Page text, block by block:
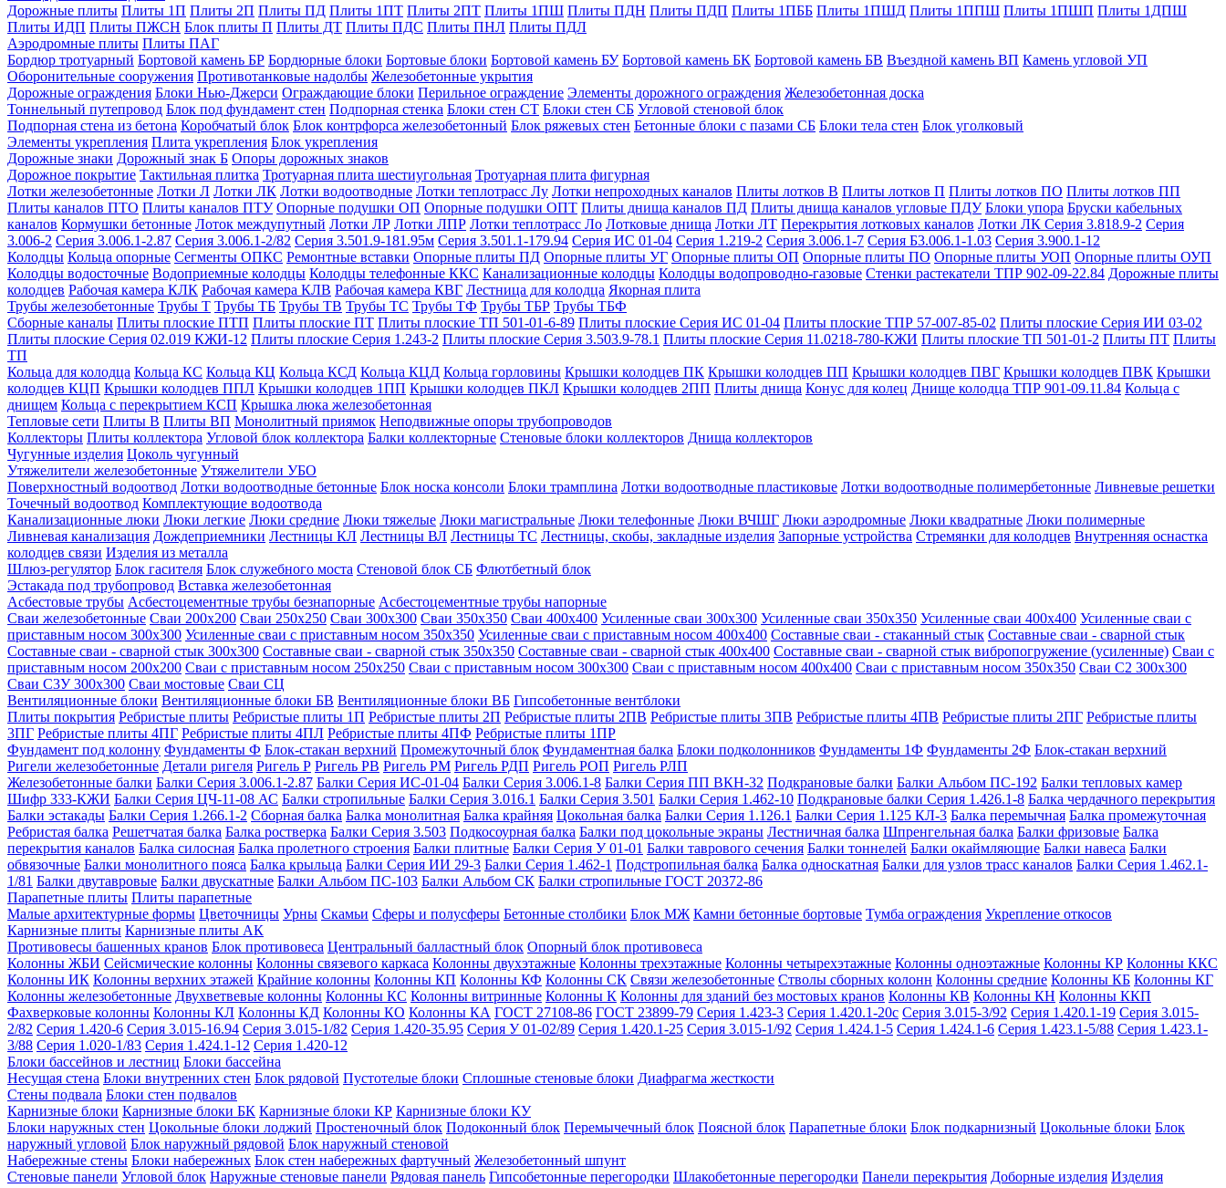
Дорожные плиты Плиты 1П Плиты 2П Плиты ПД Плиты 1ПТ Плиты 2ПТ Плиты 1ПШ Плиты ПДН Плиты ПДП Плиты 1ПББ Плиты 1ПШД Плиты 1ППШ Плиты 1ПШП Плиты 1ДПШ
Плиты ИДП Плиты ПЖСН Блок плиты П Плиты ДТ Плиты ПДС Плиты ПНЛ Плиты ПДЛ
Аэродромные плиты Плиты ПАГ
Бордюр тротуарный Бортовой камень БР Бордюрные блоки Бортовые блоки Бортовой камень БУ Бортовой камень БК Бортовой камень БВ Въездной камень ВП Камень угловой УП
Оборонительные сооружения Противотанковые надолбы Железобетонные укрытия
Дорожные ограждения Блоки Нью-Джерси Ограждающие блоки Перильное ограждение Элементы дорожного ограждения Железобетонная доска
Тоннельный путепровод Блок под фундамент стен Подпорная стенка Блоки стен СТ Блоки стен СБ Угловой стеновой блок
Подпорная стена из бетона Коробчатый блок Блок контрфорса железобетонный Блок ряжевых стен Бетонные блоки с пазами СБ Блоки тела стен Блок уголковый
Элементы укрепления Плита укрепления Блок укрепления
Дорожные знаки Дорожный знак Б Опоры дорожных знаков
Дорожное покрытие Тактильная плитка Тротуарная плита шестиугольная Тротуарная плита фигурная
Лотки железобетонные Лотки Л Лотки ЛК Лотки водоотводные Лотки теплотрасс Лу Лотки непроходных каналов Плиты лотков В Плиты лотков П Плиты лотков ПО Плиты лотков ПП
Плиты каналов ПТО Плиты каналов ПТУ Опорные подушки ОП Опорные подушки ОПТ Плиты днища каналов ПД Плиты днища каналов угловые ПДУ Блоки упора Бруски кабельных
каналов Кормушки бетонные Лоток междупутный Лотки ЛР Лотки ЛПР Лотки теплотрасс Ло Лотковые днища Лотки ЛТ Перекрытия лотковых каналов Лотки ЛК Серия 3.818.9-2 Серия
3.006-2 Серия 3.006.1-2.87 Серия 3.006.1-2/82 Серия 3.501.9-181.95м Серия 3.501.1-179.94 Серия ИС 01-04 Серия 1.219-2 Серия 3.006.1-7 Серия Б3.006.1-1.03 Серия 3.900.1-12
Колодцы Кольца опорные Сегменты ОПКС Ремонтные вставки Опорные плиты ПД Опорные плиты УГ Опорные плиты ОП Опорные плиты ПО Опорные плиты УОП Опорные плиты ОУП
Колодцы водосточные Водоприемные колодцы Колодцы телефонные ККС Канализационные колодцы Колодцы водопроводно-газовые Стенки растекатели ТПР 902-09-22.84 Дорожные плиты
колодцев Рабочая камера КЛК Рабочая камера КЛВ Рабочая камера КВГ Лестница для колодца Якорная плита
Трубы железобетонные Трубы Т Трубы ТБ Трубы ТВ Трубы ТС Трубы ТФ Трубы ТБР Трубы ТБФ
Сборные каналы Плиты плоские ПТП Плиты плоские ПТ Плиты плоские ТП 501-01-6-89 Плиты плоские Серия ИС 01-04 Плиты плоские ТПР 57-007-85-02 Плиты плоские Серия ИИ 03-02
Плиты плоские Серия 02.019 КЖИ-12 Плиты плоские Серия 1.243-2 Плиты плоские Серия 3.503.9-78.1 Плиты плоские Серия 11.0218-780-КЖИ Плиты плоские ТП 501-01-2 Плиты ПТ Плиты
ТП
Кольца для колодца Кольца КС Кольца КЦ Кольца КСД Кольца КЦД Кольца горловины Крышки колодцев ПК Крышки колодцев ПП Крышки колодцев ПВГ Крышки колодцев ПВК Крышки
колодцев КЦП Крышки колодцев ППЛ Крышки колодцев 1ПП Крышки колодцев ПКЛ Крышки колодцев 2ПП Плиты днища Конус для колец Днище колодца ТПР 901-09.11.84 Кольца с
днищем Кольца с перекрытием КСП Крышка люка железобетонная
Тепловые сети Плиты В Плиты ВП Монолитный приямок Неподвижные опоры трубопроводов
Коллекторы Плиты коллектора Угловой блок коллектора Балки коллекторные Стеновые блоки коллекторов Днища коллекторов
Чугунные изделия Цоколь чугунный
Утяжелители железобетонные Утяжелители УБО
Поверхностный водоотвод Лотки водоотводные бетонные Блок носка консоли Блоки трамплина Лотки водоотводные пластиковые Лотки водоотводные полимербетонные Ливневые решетки
Точечный водоотвод Комплектующие водоотвода
Канализационные люки Люки легкие Люки средние Люки тяжелые Люки магистральные Люки телефонные Люки ВЧШГ Люки аэродромные Люки квадратные Люки полимерные
Ливневая канализация Дождеприемники Лестницы КЛ Лестницы ВЛ Лестницы ТС Лестницы, скобы, закладные изделия Запорные устройства Стремянки для колодцев Внутренняя оснастка
колодцев связи Изделия из металла
Шлюз-регулятор Блок гасителя Блок служебного моста Стеновой блок СБ Флютбетный блок
Эстакада под трубопровод Вставка железобетонная
Асбестовые трубы Асбестоцементные трубы безнапорные Асбестоцементные трубы напорные
Сваи железобетонные Сваи 200х200 Сваи 250х250 Сваи 300х300 Сваи 350х350 Сваи 400х400 Усиленные сваи 300х300 Усиленные сваи 350х350 Усиленные сваи 400х400 Усиленные сваи с
приставным носом 300х300 Усиленные сваи с приставным носом 350х350 Усиленные сваи с приставным носом 400х400 Составные сваи - стаканный стык Составные сваи - сварной стык
Составные сваи - сварной стык 300х300 Составные сваи - сварной стык 350х350 Составные сваи - сварной стык 400х400 Составные сваи - сварной стык вибропогружение (усиленные) Сваи с
приставным носом 200х200 Сваи с приставным носом 250х250 Сваи с приставным носом 300х300 Сваи с приставным носом 400х400 Сваи с приставным носом 350х350 Сваи С2 300х300
Сваи С3У 300х300 Сваи мостовые Сваи СЦ
Вентиляционные блоки Вентиляционные блоки БВ Вентиляционные блоки ВБ Гипсобетонные вентблоки
Плиты покрытия Ребристые плиты Ребристые плиты 1П Ребристые плиты 2П Ребристые плиты 2ПВ Ребристые плиты 3ПВ Ребристые плиты 4ПВ Ребристые плиты 2ПГ Ребристые плиты
3ПГ Ребристые плиты 4ПГ Ребристые плиты 4ПЛ Ребристые плиты 4ПФ Ребристые плиты 1ПР
Фундамент под колонну Фундаменты Ф Блок-стакан верхний Промежуточный блок Фундаментная балка Блоки подколонников Фундаменты 1Ф Фундаменты 2Ф Блок-стакан верхний
Ригели железобетонные Детали ригеля Ригель Р Ригель РВ Ригель РМ Ригель РДП Ригель РОП Ригель РЛП
Железобетонные балки Балки Серия 3.006.1-2.87 Балки Серия ИС-01-04 Балки Серия 3.006.1-8 Балки Серия ПП ВКН-32 Подкрановые балки Балки Альбом ПС-192 Балки тепловых камер
Шифр 333-КЖИ Балки Серия ЦЧ-11-08 АС Балки стропильные Балки Серия 3.016.1 Балки Серия 3.501 Балки Серия 1.462-10 Подкрановые балки Серия 1.426.1-8 Балка чердачного перекрытия
Балки эстакады Балки Серия 1.266.1-2 Сборная балка Балка монолитная Балка крайняя Цокольная балка Балки Серия 1.126.1 Балки Серия 1.125 КЛ-3 Балка перемычная Балка промежуточная
Ребристая балка Решетчатая балка Балка ростверка Балки Серия 3.503 Подкосоурная балка Балки под цокольные экраны Лестничная балка Шпренгельная балка Балки фризовые Балка
перекрытия каналов Балка силосная Балка пролетного строения Балки плитные Балки Серия У 01-01 Балки таврового сечения Балки тоннелей Балки окаймляющие Балки навеса Балки
обвязочные Балки монолитного пояса Балка крыльца Балки Серия ИИ 29-3 Балки Серия 1.462-1 Подстропильная балка Балка односкатная Балки для узлов трасс каналов Балки Серия 1.462.1-
1/81 Балки двутавровые Балки двускатные Балки Альбом ПС-103 Балки Альбом СК Балки стропильные ГОСТ 20372-86
Парапетные плиты Плиты парапетные
Малые архитектурные формы Цветочницы Урны Скамьи Сферы и полусферы Бетонные столбики Блок МЖ Камни бетонные бортовые Тумба ограждения Укрепление откосов
Карнизные плиты Карнизные плиты АК
Противовесы башенных кранов Блок противовеса Центральный балластный блок Опорный блок противовеса
Колонны ЖБИ Сейсмические колонны Колонны связевого каркаса Колонны двухэтажные Колонны трехэтажные Колонны четырехэтажные Колонны одноэтажные Колонны КР Колонны ККС
Колонны ИК Колонны верхних этажей Крайние колонны Колонны КП Колонны КФ Колонны СК Связи железобетонные Стволы сборных колонн Колонны средние Колонны КБ Колонны КГ
Колонны железобетонные Двухветвевые колонны Колонны КС Колонны витринные Колонны К Колонны для зданий без мостовых кранов Колонны КВ Колонны КН Колонны ККП
Фахверковые колонны Колонны КЛ Колонны КД Колонны КО Колонны КА ГОСТ 27108-86 ГОСТ 23899-79 Серия 1.423-3 Серия 1.420.1-20с Серия 3.015-3/92 Серия 1.420.1-19 Серия 3.015-
2/82 Серия 1.420-6 Серия 3.015-16.94 Серия 3.015-1/82 Серия 1.420-35.95 Серия У 01-02/89 Серия 1.420.1-25 Серия 3.015-1/92 Серия 1.424.1-5 Серия 1.424.1-6 Серия 1.423.1-5/88 Серия 1.423.1-
3/88 Серия 1.020-1/83 Серия 1.424.1-12 Серия 1.420-12
Блоки бассейнов и лестниц Блоки бассейна
Несущая стена Блоки внутренних стен Блок рядовой Пустотелые блоки Сплошные стеновые блоки Диафрагма жесткости
Стены подвала Блоки стен подвалов
Карнизные блоки Карнизные блоки БК Карнизные блоки КР Карнизные блоки КУ
Блоки наружных стен Цокольные блоки лоджий Простеночный блок Подоконный блок Перемычечный блок Поясной блок Парапетные блоки Блок подкарнизный Цокольные блоки Блок
наружный угловой Блок наружный рядовой Блок наружный стеновой
Набережные стены Блоки набережных Блок стен набережных фартучный Железобетонный шпунт
Стеновые панели Угловой блок Наружные стеновые панели Рядовая панель Гипсобетонные перегородки Шлакобетонные перегородки Панели перекрытия Доборные изделия Изделия